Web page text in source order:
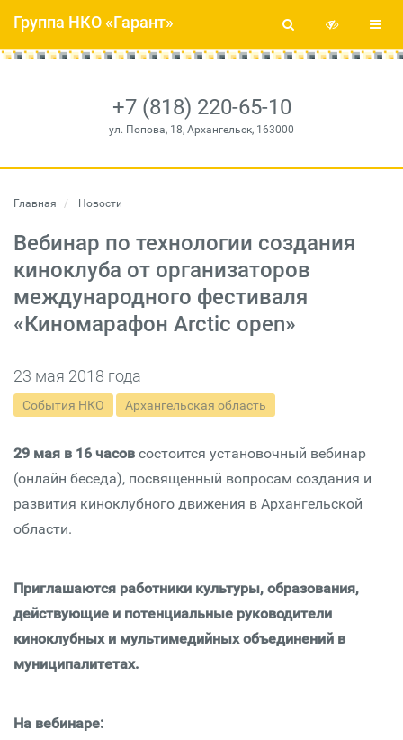
+7 (818) 220-65-10
ул. Попова, 18, Архангельск, 163000
Группа НКО «Гарант»
Главная Новости
Вебинар по технологии создания
киноклуба от организаторов
международного фестиваля
«Киномарафон Arctic open»
23 мая 2018 года
События НКО Архангельская область
29 мая в 16 часов состоится установочный вебинар
(онлайн беседа), посвященный вопросам создания и
развития киноклубного движения в Архангельской
области.
Приглашаются работники культуры, образования,
действующие и потенциальные руководители
киноклубных и мультимедийных объединений в
муниципалитетах.
На вебинаре: